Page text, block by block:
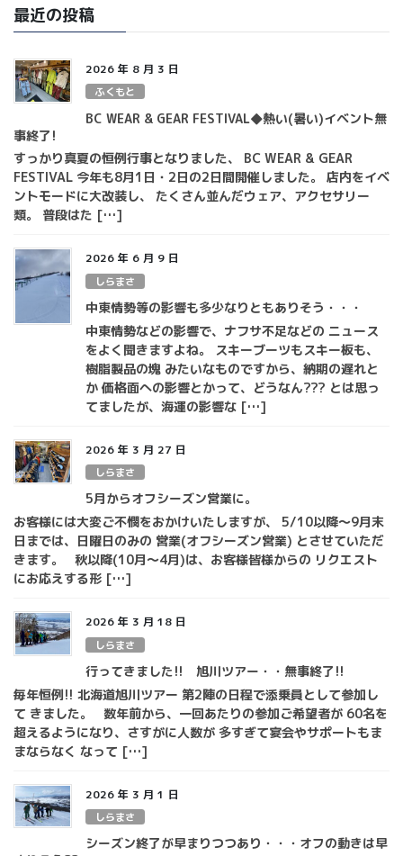
最近の投稿
2026 年 8 月 3 日
ふくもと
BC WEAR & GEAR FESTIVAL◆熱い(暑い)イベント無
事終了!
すっかり真夏の恒例行事となりました、 BC WEAR & GEAR
FESTIVAL 今年も8月1日・2日の2日間開催しました。 店内をイベ
ントモードに大改装し、 たくさん並んだウェア、アクセサリー
類。 普段はた […]
2026 年 6 月 9 日
しらまさ
中東情勢等の影響も多少なりともありそう・・・
中東情勢などの影響で、ナフサ不足などの ニュース
をよく聞きますよね。 スキーブーツもスキー板も、
樹脂製品の塊 みたいなものですから、納期の遅れと
か 価格面への影響とかって、どうなん??? とは思っ
てましたが、海運の影響な […]
2026 年 3 月 27 日
しらまさ
5月からオフシーズン営業に。
お客様には大変ご不憫をおかけいたしますが、 5/10以降～9月末
日までは、日曜日のみの 営業(オフシーズン営業) とさせていただ
きます。 秋以降(10月～4月)は、お客様皆様からの リクエスト
にお応えする形 […]
2026 年 3 月 18 日
しらまさ
行ってきました!! 旭川ツアー・・無事終了!!
毎年恒例!! 北海道旭川ツアー 第2陣の日程で添乗員として参加し
て きました。 数年前から、一回あたりの参加ご希望者が 60名を
超えるようになり、さすがに人数が 多すぎて宴会やサポートもま
まならなく なって […]
2026 年 3 月 1 日
しらまさ
シーズン終了が早まりつつあり・・・オフの動きは早